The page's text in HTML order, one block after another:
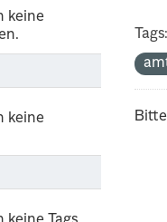
keine
keine
Tags: